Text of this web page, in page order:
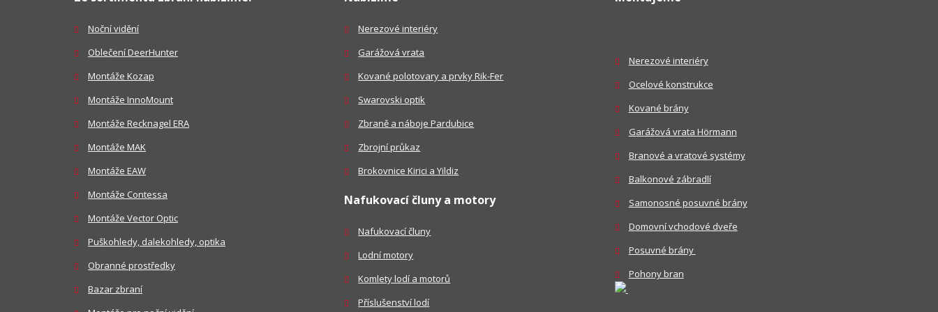
Noční vidění
Oblečení DeerHunter
Montáže Kozap
Montáže InnoMount
Montáže Recknagel ERA
Montáže MAK
Montáže EAW
Montáže Contessa
Montáže Vector Optic
Puškohledy, dalekohledy, optika
Obranné prostředky
Bazar zbraní
Nerezové interiéry
Garážová vrata
Kované polotovary a prvky Rik-Fer
Swarovski optik
Zbraně a náboje Pardubice
Zbrojní průkaz
Brokovnice Kirici a Yildiz
Nafukovací čluny a motory
Nafukovací čluny
Lodní motory
Komlety lodí a motorů
Příslušenství lodí
Nerezové interiéry
Ocelové konstrukce
Kované brány
Garážová vrata Hörmann
Branové a vratové systémy
Balkonové zábradlí
Samonosné posuvné brány
Domovní vchodové dveře
Posuvné brány
Pohony bran